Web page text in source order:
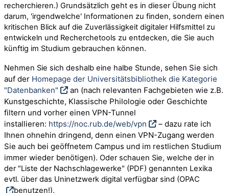
recherchieren.) Grundsätzlich geht es in dieser Übung nicht
darum, 'irgendwelche' Informationen zu finden, sondern einen
kritischen Blick auf die Zuverlässigkeit digitaler Hilfsmittel zu
entwickeln und Recherchetools zu entdecken, die Sie auch
künftig im Studium gebrauchen können.
Nehmen Sie sich deshalb eine halbe Stunde, sehen Sie sich
auf der Homepage der Universitätsbibliothek die Kategorie
"Datenbanken"
an (nach relevanten Fachgebieten wie z.B.
Kunstgeschichte, Klassische Philologie oder Geschichte
filtern und vorher einen VPN-Tunnel
installieren: https://noc.rub.de/web/vpn
– dazu rate ich
Ihnen ohnehin dringend, denn einen VPN-Zugang werden
Sie auch bei geöffnetem Campus und im restlichen Studium
immer wieder benötigen). Oder schauen Sie, welche der in
der "Liste der Nachschlagewerke" (PDF) genannten Lexika
evtl. über das Uninetzwerk digital verfügbar sind (OPAC
benutzen!).